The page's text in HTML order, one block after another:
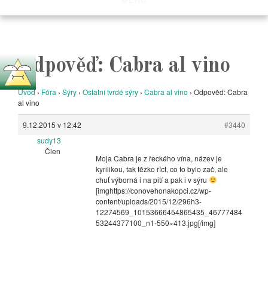
Odpověď: Cabra al vino
Úvod › Fóra › Sýry › Ostatní tvrdé sýry › Cabra al vino › Odpověď: Cabra
al vino
9.12.2015 v 12:42
#3440
sudy13
Člen
Moja Cabra je z řeckého vína, název je
kyrilikou, tak těžko říct, co to bylo zač, ale
chuť výborná i na pití a pak i v sýru
[imghttps://conovehonakopci.cz/wp-
content/uploads/2015/12/296h3-
12274569_10153666454865435_46777484
53244377100_n1-550×413.jpg[/img]